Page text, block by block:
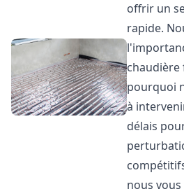
offrir un
rapide.
chaudière
pourquoi
à
délais
nous